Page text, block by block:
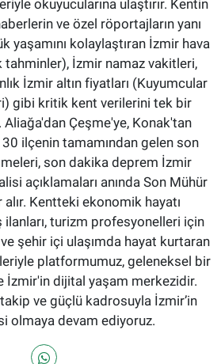
okuyucularına ulaştırır. Kentin
ve özel röportajların yanı
yaşamını kolaylaştıran İzmir hava
İzmir namaz vakitleri,
İzmir altın fiyatları (Kuyumcular
gibi kritik kent verilerini tek bir
Çeşme'ye, Konak'tan
30 ilçenin tamamından gelen son
son dakika deprem İzmir
açıklamaları anında Son Mühür
alır. Kentteki ekonomik hayatı
turizm profesyonelleri için
şehir içi ulaşımda hayat kurtaran
platformumuz, geleneksel bir
İzmir'in dijital yaşam merkezidir.
ve güçlü kadrosuyla İzmir’in
olmaya devam ediyoruz.